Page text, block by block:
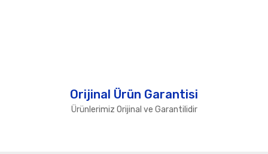
Orijinal Ürün Garantisi
Ürünlerimiz Orijinal ve Garantilidir